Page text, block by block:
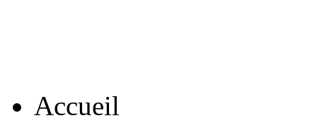
Accueil